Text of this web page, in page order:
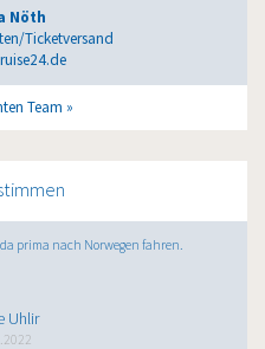
Nöth
Ticketversand
Team
prima nach Norwegen fahren.
Uhlir